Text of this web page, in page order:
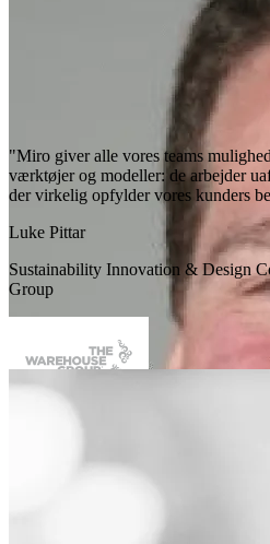
"Miro giver alle vores teams
værktøjer og modeller: de arbejder
der virkelig opfylder vores kunders
Luke Pittar
Sustainability Innovation & Design
Group